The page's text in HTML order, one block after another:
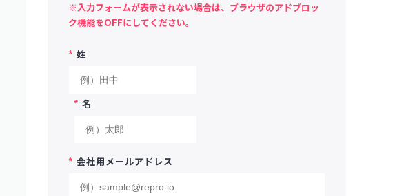
※入力フォームが表示されない場合は、ブラウザのアドブロッ
ク機能をOFFにしてください。
姓
*
名
*
会社用メールアドレス
*